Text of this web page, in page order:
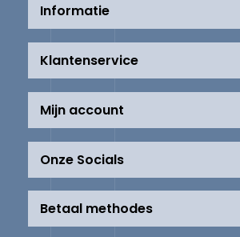
Informatie
Klantenservice
Mijn account
Onze Socials
Betaal methodes